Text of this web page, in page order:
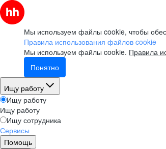
Мы используем файлы cookie, чтобы
Правила использования файлов cookie
Мы используем файлы cookie. Правила
Понятно
Ищу работу
Ищу работу
Ищу работу
Ищу сотрудника
Сервисы
Помощь